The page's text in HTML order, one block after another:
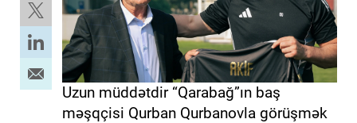
Uzun müddətdir “Qarabağ”ın baş
məşqçisi Qurban Qurbanovla görüşmək